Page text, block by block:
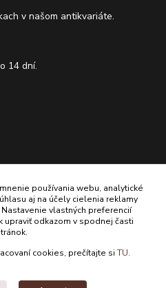
v našom antikvariáte.
14 dní.
používania webu, analytické
aj na účely cielenia reklamy
vlastných preferencií
odkazom v spodnej časti
cookies, prečítajte siTU.